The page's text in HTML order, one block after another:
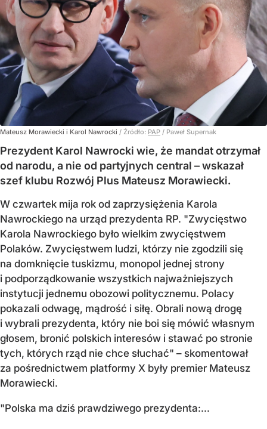
Mateusz Morawiecki i Karol Nawrocki / Źródło: PAP / Paweł Supernak
Prezydent Karol Nawrocki wie, że mandat otrzymał
od narodu, a nie od partyjnych central – wskazał
szef klubu Rozwój Plus Mateusz Morawiecki.
W czwartek mija rok od zaprzysiężenia Karola
Nawrockiego na urząd prezydenta RP. "Zwycięstwo
Karola Nawrockiego było wielkim zwycięstwem
Polaków. Zwycięstwem ludzi, którzy nie zgodzili się
na domknięcie tuskizmu, monopol jednej strony
i podporządkowanie wszystkich najważniejszych
instytucji jednemu obozowi politycznemu. Polacy
pokazali odwagę, mądrość i siłę. Obrali nową drogę
i wybrali prezydenta, który nie boi się mówić własnym
głosem, bronić polskich interesów i stawać po stronie
tych, których rząd nie chce słuchać" – skomentował
za pośrednictwem platformy X były premier Mateusz
Morawiecki.
"Polska ma dziś prawdziwego prezydenta:...